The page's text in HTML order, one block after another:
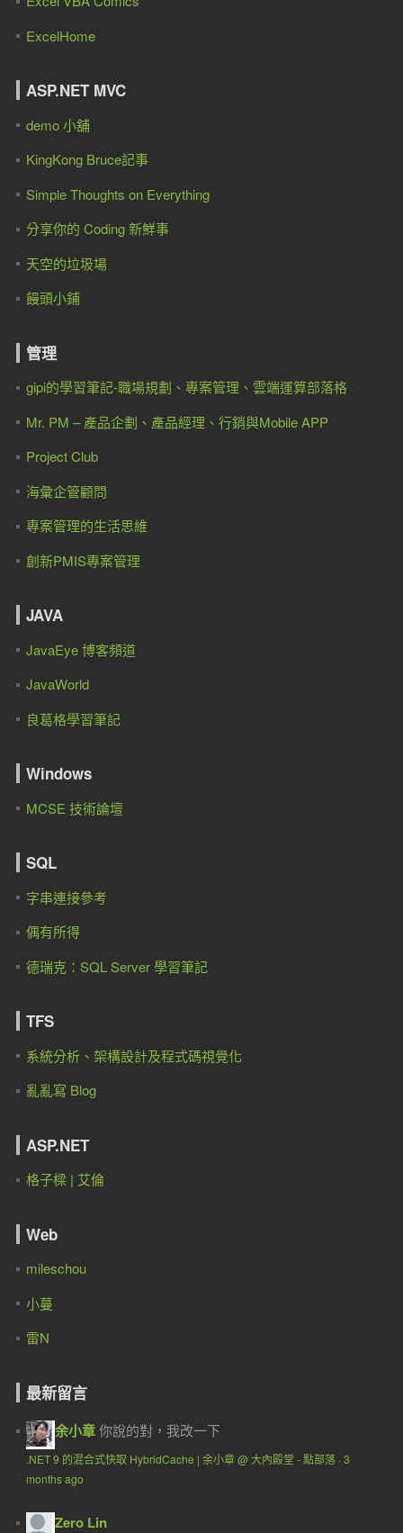
ExcelHome
ASP.NET MVC
demo 小舖
KingKong Bruce記事
Simple Thoughts on Everything
分享你的 Coding 新鮮事
天空的垃圾場
饅頭小鋪
管理
gipi的學習筆記-職場規劃、專案管理、雲端運算部落格
Mr. PM – 產品企劃、產品經理、行銷與Mobile APP
Project Club
海彙企管顧問
專案管理的生活思維
創新PMIS專案管理
JAVA
JavaEye 博客頻道
JavaWorld
良葛格學習筆記
Windows
MCSE 技術論壇
SQL
字串連接參考
偶有所得
德瑞克：SQL Server 學習筆記
TFS
系統分析、架構設計及程式碼視覺化
亂亂寫 Blog
ASP.NET
格子樑 | 艾倫
Web
mileschou
小蔓
雷N
最新留言
余小章你說的對，我改一下
.NET 9 的混合式快取 HybridCache | 余小章 @ 大內殿堂 - 點部落· 3
months ago
Zero Lin